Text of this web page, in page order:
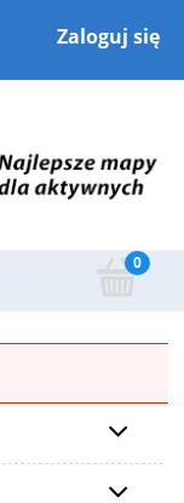
Zaloguj się